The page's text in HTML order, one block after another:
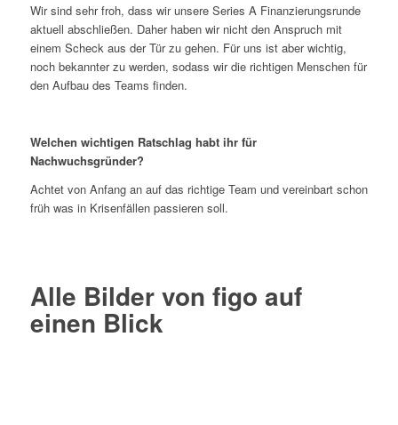
Wir sind sehr froh, dass wir unsere Series A Finanzierungsrunde
aktuell abschließen. Daher haben wir nicht den Anspruch mit
einem Scheck aus der Tür zu gehen. Für uns ist aber wichtig,
noch bekannter zu werden, sodass wir die richtigen Menschen für
den Aufbau des Teams finden.
Welchen wichtigen Ratschlag habt ihr für
Nachwuchsgründer?
Achtet von Anfang an auf das richtige Team und vereinbart schon
früh was in Krisenfällen passieren soll.
Alle Bilder von figo auf
einen Blick